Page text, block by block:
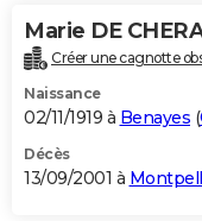
Marie DE
Créer une cagnotte
Naissance
02/11/1919 à Benayes (
Décès
13/09/2001 à